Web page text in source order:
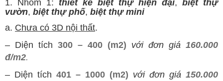
1. Nhóm 1: thiết kế biệt thự hiện đại, biệt thự
vườn, biệt thự phố, biệt thự mini
a. Chưa có 3D nội thất.
– Diện tích 300 – 400 (m2) với đơn giá 160.000
đ/m2.
– Diện tích 401 – 1000 (m2) với đơn giá 150.000